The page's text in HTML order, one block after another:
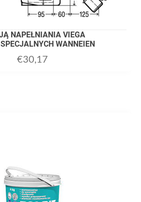
NAPEŁNIANIA VIEGA
WANNEIEN
€30,17